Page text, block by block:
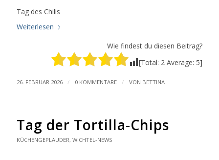
Tag des Chilis
Weiterlesen
Wie findest du diesen Beitrag?
[Total: 2 Average: 5]
26. FEBRUAR 2026 / 0 KOMMENTARE / VON BETTINA
Tag der Tortilla-Chips
KÜCHENGEPLAUDER, WICHTEL-NEWS